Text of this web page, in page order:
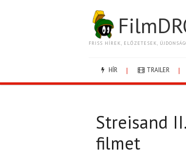
FRISS HÍREK, ELŐZETESEK,
HÍR TRAILER
Streisand
filmet